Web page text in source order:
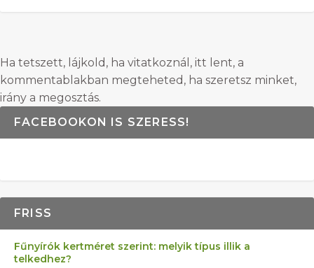
Ha tetszett, lájkold, ha vitatkoznál, itt lent, a
kommentablakban megteheted, ha szeretsz minket,
irány a megosztás.
FACEBOOKON IS SZERESS!
FRISS
Fűnyírók kertméret szerint: melyik típus illik a
telkedhez?